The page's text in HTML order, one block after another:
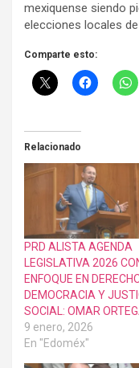
mexiquense siendo
elecciones locales
Comparte esto:
Relacionado
PRD ALISTA AGENDA
LEGISLATIVA 2026
ENFOQUE EN
DEMOCRACIA Y
SOCIAL: OMAR
9 enero, 2026
En "Edoméx"